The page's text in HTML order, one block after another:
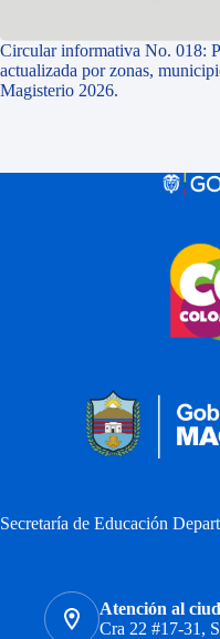
Circular informativa No. 018:
actualizada por zonas,
Magisterio 2026.
Secretaría de Educación
Atención al
Cra 22 #17-31,